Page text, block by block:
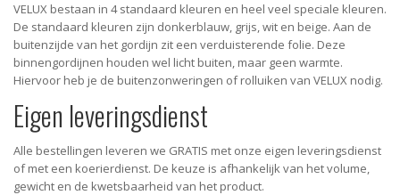
VELUX bestaan in 4 standaard kleuren en heel veel speciale kleuren.
De standaard kleuren zijn donkerblauw, grijs, wit en beige. Aan de
buitenzijde van het gordijn zit een verduisterende folie. Deze
binnengordijnen houden wel licht buiten, maar geen warmte.
Hiervoor heb je de buitenzonweringen ofrolluiken van VELUX nodig.
Eigen leveringsdienst
Alle bestellingen leveren we GRATIS met onze eigen leveringsdienst
of met een koerierdienst. De keuze is afhankelijk van het volume,
gewicht en de kwetsbaarheid van het product.